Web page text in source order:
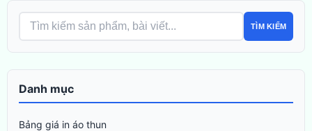
TÌM KIẾM
Danh mục
Bảng giá in áo thun